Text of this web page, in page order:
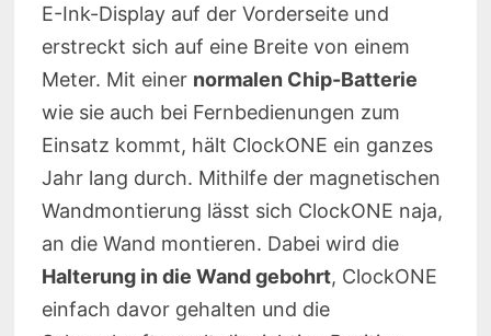
E-Ink-Display auf der Vorderseite und
erstreckt sich auf eine Breite von einem
Meter. Mit einer normalen Chip-Batterie
wie sie auch bei Fernbedienungen zum
Einsatz kommt, hält ClockONE ein ganzes
Jahr lang durch. Mithilfe der magnetischen
Wandmontierung lässt sich ClockONE naja,
an die Wand montieren. Dabei wird die
Halterung in die Wand gebohrt, ClockONE
einfach davor gehalten und die